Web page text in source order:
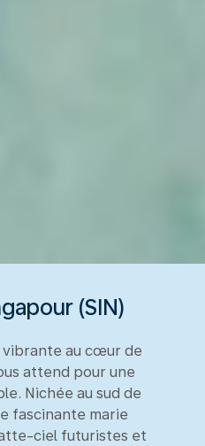
(SIN)
au cœur de
attend pour une
Nichée au sud de
fascinante marie
ciel futuristes et